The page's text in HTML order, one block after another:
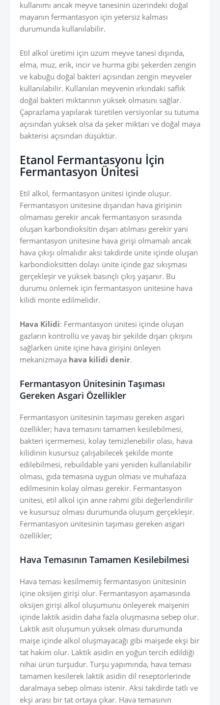
kullanımı ancak meyve tanesinin üzerindeki doğal
mayanın fermantasyon için yetersiz kalması
durumunda kullanılabilir.
Etil alkol üretimi için üzüm meyve tanesi dışında,
elma, muz, erik, incir ve hurma gibi şekerden zengin
ve kabuğu doğal bakteri açısından zengin meyveler
kullanılabilir. Kullanılan meyvenin ırkındaki saflık
doğal bakteri miktarının yüksek olmasını sağlar.
Çaprazlama yapılarak türetilen versiyonlar su tutuma
açısından yüksek olsa da şeker miktarı ve doğal maya
bakterisi açısından düşüktür.
Etanol Fermantasyonu İçin
Fermantasyon Ünitesi
Etil alkol, fermantasyon ünitesi içinde oluşur.
Fermantasyon ünitesine dışarıdan hava girişinin
olmaması gerekir ancak fermantasyon sırasında
oluşan karbondioksitin dışarı atılması gerekir yani
fermantasyon ünitesine hava girişi olmamalı ancak
hava çıkışı olmalıdır aksi takdirde ünite içinde oluşan
karbondioksitten dolayı ünite içinde gaz sıkışması
gerçekleşir ve yüksek basınçlı çıkış yaşanır. Bu
durumu önlemek için fermantasyon ünitesine hava
kilidi monte edilmelidir.
Hava Kilidi: Fermantasyon ünitesi içinde oluşan
gazların kontrollü ve yavaş bir şekilde dışarı çıkışını
sağlarken ünite içine hava girişini önleyen
mekanizmaya hava kilidi denir.
Fermantasyon Ünitesinin Taşıması
Gereken Asgari Özellikler
Fermantasyon ünitesinin taşıması gereken asgari
özellikler; hava temasını tamamen kesilebilmesi,
bakteri içermemesi, kolay temizlenebilir olası, hava
kilidinin kusursuz çalışabilecek şekilde monte
edilebilmesi, rebuildable yani yeniden kullanılabilir
olması, gıda temasına uygun olması ve muhafaza
edilmesinin kolay olması gerekir. Fermantasyon
ünitesi, etil alkol için anne rahmi gibi değerlendirilir
ve kusursuz olması durumunda oluşum gerçekleşir.
Fermantasyon ünitesinin taşıması gereken asgari
özellikler;
Hava Temasının Tamamen Kesilebilmesi
Hava teması kesilmemiş fermantasyon ünitesinin
içine oksijen girişi olur. Fermantasyon aşamasında
oksijen girişi alkol oluşumunu önleyerek maişenin
içinde laktik asidin daha fazla oluşmasına sebep olur.
Laktik asit oluşumun yüksek olması durumunda
maişe içinde alkol oluşmayacağı gibi maişede ekşi bir
tat hakim olur. Laktik asidin en yoğun tercih edildiği
nihai ürün turşudur. Turşu yapımında, hava teması
tamamen kesilerek laktik asidin dil reseptörlerinde
daralmaya sebep olması istenir. Aksi takdirde tatlı ve
ekşi arası bir tat ortaya çıkar. Hava temasının